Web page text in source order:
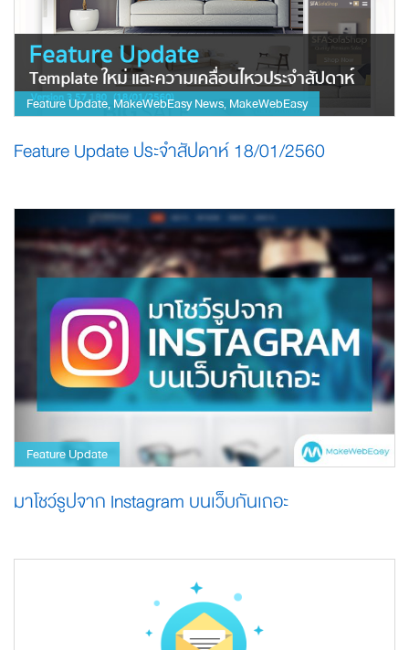
Feature Update, MakeWebEasy News, MakeWebEasy
Feature Update ประจำสัปดาห์ 18/01/2560
Feature Update
มาโชว์รูปจาก Instagram บนเว็บกันเถอะ